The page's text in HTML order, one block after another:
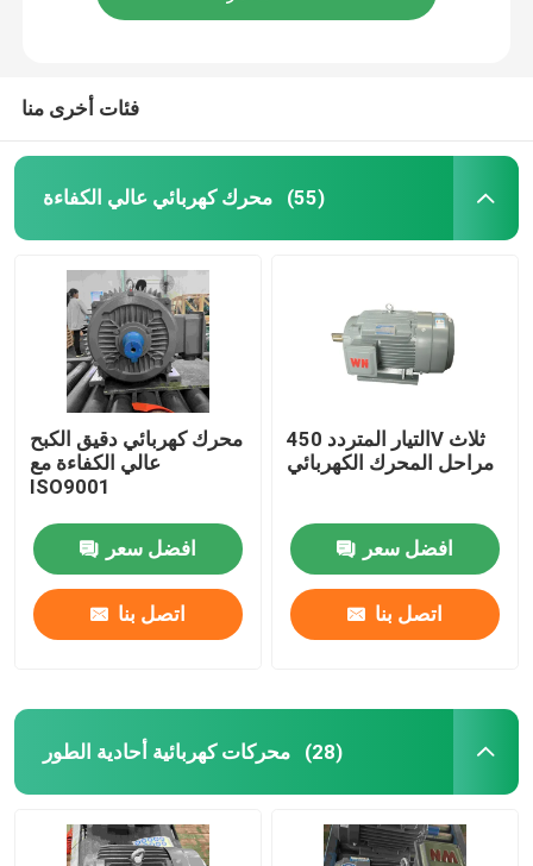
فئات أخرى منا
محرك كهربائي عالي الكفاءة (55)
محرك كهربائي دقيق الكبح
عالي الكفاءة مع
ISO9001
افضل سعر
اتصل بنا
التيار المتردد 450V ثلاث
مراحل المحرك الكهربائي
افضل سعر
اتصل بنا
محركات كهربائية أحادية الطور (28)